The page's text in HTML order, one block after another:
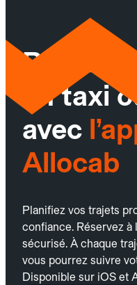
un taxi
avec
Allocab
Planifiez vos trajets
confiance. Réservez à
sécurisé. À chaque
vous pourrez suivre
Disponible sur iOS et